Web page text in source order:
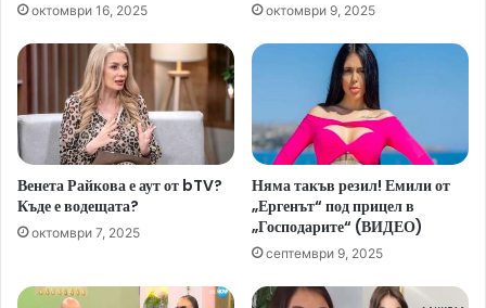
октомври 16, 2025 октомври 9, 2025
Венета Райкова е аут от bTV?
Къде е водещата?
октомври 7, 2025
Няма такъв резил! Емили от
„Ергенът“ под прицел в
„Господарите“ (ВИДЕО)
септември 9, 2025